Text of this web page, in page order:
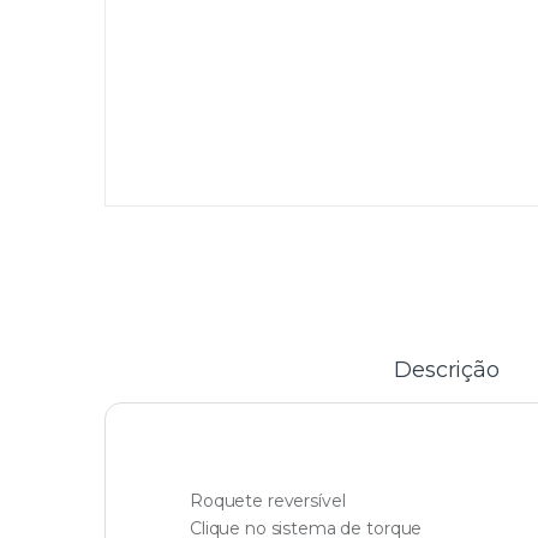
Descrição
Roquete reversível
Clique no sistema de torque